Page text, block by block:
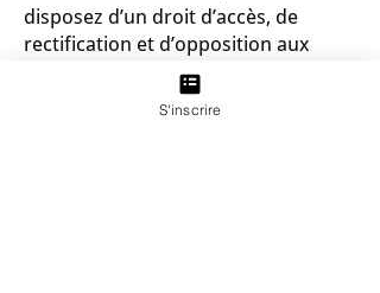
disposez d’un droit d’accès, de
rectification et d’opposition aux
données nominatives vous
S'inscrire